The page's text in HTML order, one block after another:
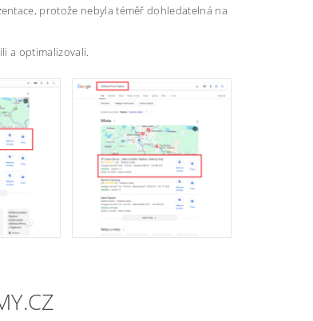
protože nebyla téměř dohledatelná na
a optimalizovali.